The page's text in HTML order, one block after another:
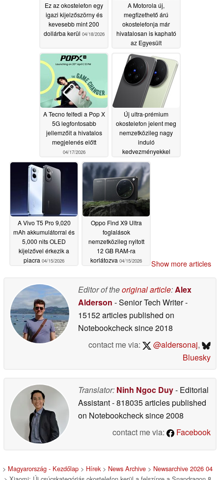
Ez az okostelefon egy
igazi kijelzőszörny és
kevesebb mint 200
dollárba kerül 04/18/2026
A Motorola új,
megfizethető árú
okostelefonja már
hivatalosan is kapható
az Egyesült
Államokban és
Kanadában
04/18/2026
A Tecno felfedi a Pop X
5G legfontosabb
jellemzőit a hivatalos
megjelenés előtt
04/17/2026
Új ultra-prémium
okostelefon jelent meg
nemzetközileg nagy
induló
kedvezményekkel
04/16/2026
A Vivo T5 Pro 9,020
mAh akkumulátorral és
5,000 nits OLED
kijelzővel érkezik a
piacra 04/15/2026
Oppo Find X9 Ultra
foglalások
nemzetközileg nyitott
12 GB RAM-ra
korlátozva 04/15/2026 Show more articles
Editor of theoriginal article:Alex
Alderson - Senior Tech Writer-
15152 articles published on
Notebookchecksince 2018
contact me via:
@aldersonaj,
Bluesky
Translator: Ninh Ngoc Duy- Editorial
Assistant- 818035 articles published
on Notebookchecksince 2008
contact me via:
Facebook
> Magyarország - Kezdőlap > Hírek> News Archive > Newsarchive 2026 04